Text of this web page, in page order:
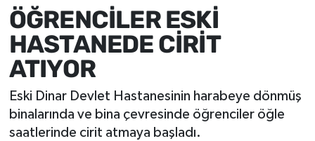
ÖĞRENCİLER ESKİ
HASTANEDE CİRİT
ATIYOR
Eski Dinar Devlet Hastanesinin harabeye dönmüş
binalarında ve bina çevresinde öğrenciler öğle
saatlerinde cirit atmaya başladı.
Sağlık
Eğitim
Ekonomi